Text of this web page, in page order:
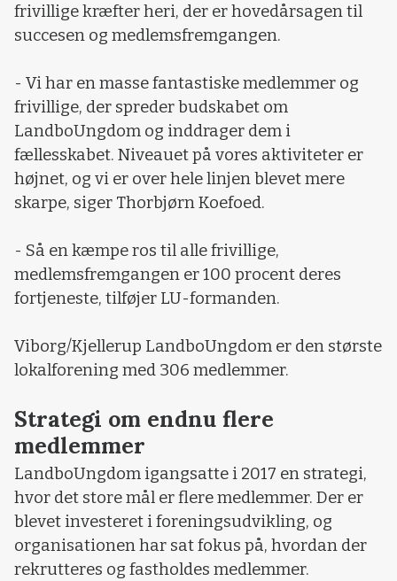
frivillige kræfter heri, der er hovedårsagen til
succesen og medlemsfremgangen.
- Vi har en masse fantastiske medlemmer og
frivillige, der spreder budskabet om
LandboUngdom og inddrager dem i
fællesskabet. Niveauet på vores aktiviteter er
højnet, og vi er over hele linjen blevet mere
skarpe, siger Thorbjørn Koefoed.
- Så en kæmpe ros til alle frivillige,
medlemsfremgangen er 100 procent deres
fortjeneste, tilføjer LU-formanden.
Viborg/Kjellerup LandboUngdom er den største
lokalforening med 306 medlemmer.
Strategi om endnu flere
medlemmer
LandboUngdom igangsatte i 2017 en strategi,
hvor det store mål er flere medlemmer. Der er
blevet investeret i foreningsudvikling, og
organisationen har sat fokus på, hvordan der
rekrutteres og fastholdes medlemmer.